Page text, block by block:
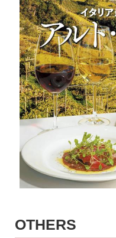
OTHERS